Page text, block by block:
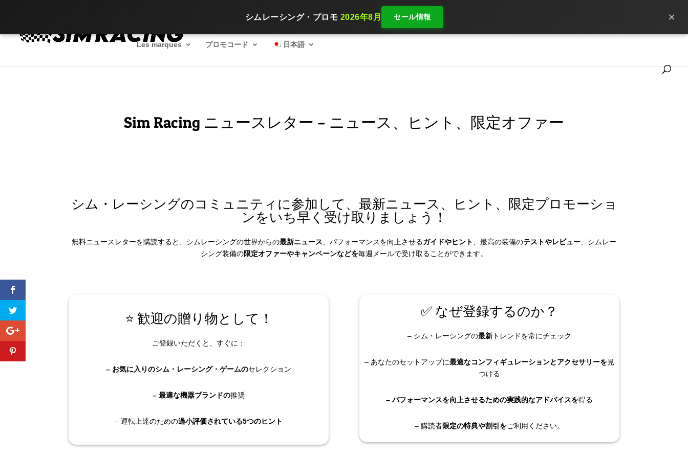
シムレーシング・プロモ 2026年8月 セール情報 ×
SimRacing：2026 、好スタートを切るために必要な装備は？
Les marques プロモコード 日本語
Sim Racing ニュースレター – ニュース、ヒント、限定オファー
シム・レーシングのコミュニティに参加して、最新ニュース、ヒント、限定プロモーショ
ンをいち早く受け取りましょう！
無料ニュースレターを購読すると、シムレーシングの世界からの最新ニュース、パフォーマンスを向上させるガイドやヒント、最高の装備のテストやレビュー、シムレー
シング装備の限定オファーやキャンペーンなどを毎週メールで受け取ることができます。
⭐ 歓迎の贈り物として！
ご登録いただくと、すぐに：
– お気に入りのシム・レーシング・ゲームのセレクション
– 最適な機器ブランドの推奨
– 運転上達のための過小評価されている5つのヒント
✅ なぜ登録するのか？
– シム・レーシングの最新トレンドを常にチェック
– あなたのセットアップに最適なコンフィギュレーションとアクセサリーを見
つける
– パフォーマンスを向上させるための実践的なアドバイスを得る
– 購読者限定の特典や割引をご利用ください。